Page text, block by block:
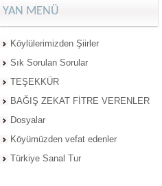
YAN MENÜ
Köylülerimizden Şiirler
Sık Sorulan Sorular
TEŞEKKÜR
BAĞIŞ ZEKAT FİTRE VERENLER
Dosyalar
Köyümüzden vefat edenler
Türkiye Sanal Tur